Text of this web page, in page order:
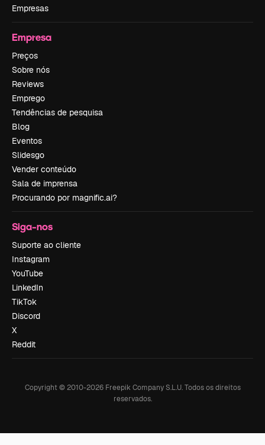
Empresas
Empresa
Preços
Sobre nós
Reviews
Emprego
Tendências de pesquisa
Blog
Eventos
Slidesgo
Vender conteúdo
Sala de imprensa
Procurando por magnific.ai?
Siga-nos
Suporte ao cliente
Instagram
YouTube
LinkedIn
TikTok
Discord
X
Reddit
Copyright © 2010-2026Freepik Company S.L.U. Todos os direitos
reservados.